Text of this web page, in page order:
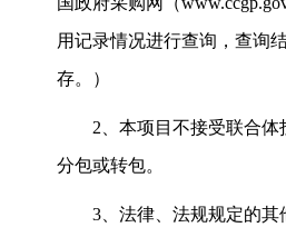
用记录情况进行查询，查询
存。）
2 、本项目不接受联合
分包或转包。
3、法律、法规规定的其